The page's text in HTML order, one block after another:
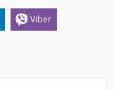
Viber